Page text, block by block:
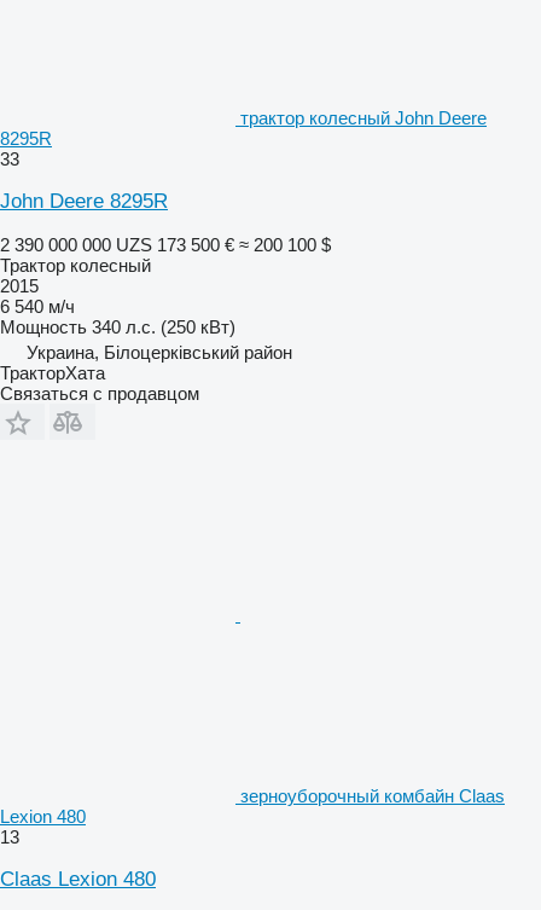
трактор колесный John Deere
8295R
33
John Deere 8295R
2 390 000 000 UZS 173 500 € ≈ 200 100 $
Трактор колесный
2015
6 540 м/ч
Мощность 340 л.с. (250 кВт)
Украина, Білоцерківський район
ТракторХата
Связаться с продавцом
зерноуборочный комбайн Claas
Lexion 480
13
Claas Lexion 480